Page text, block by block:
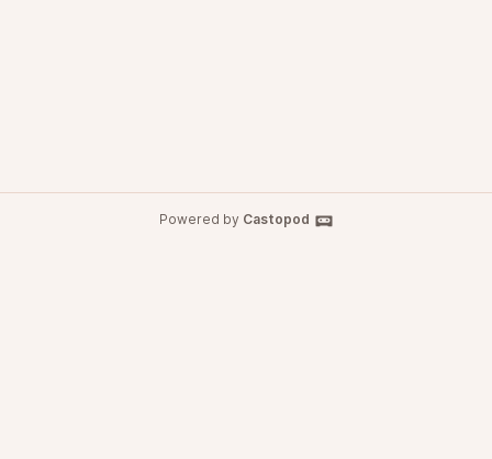
Powered by Castopod